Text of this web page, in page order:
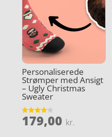
Personaliserede
Strømper med Ansigt
– Ugly Christmas
Sweater
Vurderet
4.2
179,00 kr.